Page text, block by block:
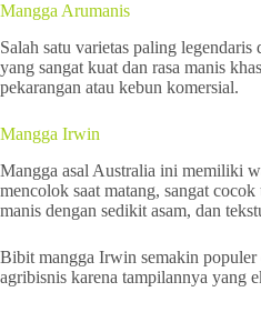
Mangga Arumanis
Salah satu varietas paling
yang sangat kuat dan rasa manis
pekarangan atau kebun komersial.
Mangga Irwin
Mangga asal Australia ini memiliki
mencolok saat matang, sangat
manis dengan sedikit asam, dan
Bibit mangga Irwin semakin
agribisnis karena tampilannya yang